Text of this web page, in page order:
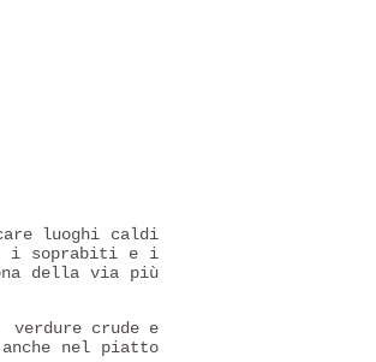
luoghi caldi
i soprabiti e i
della via più
verdure crude e
nel piatto